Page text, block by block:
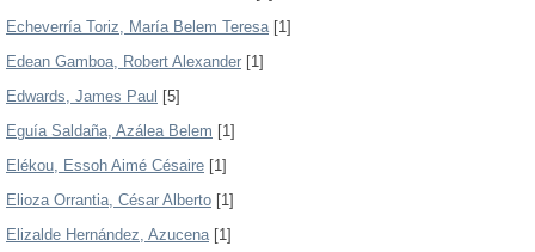
Echeverría Toriz, María Belem Teresa[1]
Edean Gamboa, Robert Alexander [1]
Edwards, James Paul [5]
Eguía Saldaña, Azálea Belem [1]
Elékou, Essoh Aimé Césaire [1]
Elioza Orrantia, César Alberto [1]
Elizalde Hernández, Azucena[1]